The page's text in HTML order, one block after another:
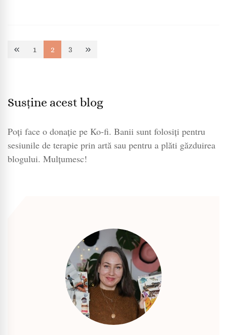
Paginație
Page
1 Page
2 Page
3
Susține acest blog
Poți face o donație pe Ko-fi. Banii sunt folosiți pentru
sesiunile de terapie prin artă sau pentru a plăti găzduirea
blogului. Mulțumesc!